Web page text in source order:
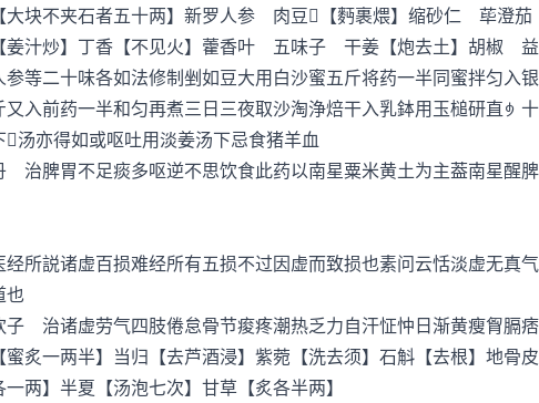
块不夹石者五十两】新罗人参 肉豆【麪裹煨】缩砂仁 荜澄
汁炒】丁香【不见火】藿香叶 五味子 干姜【炮去土】胡椒
二十味各如法修制剉如豆大用白沙蜜五斤将药一半同蜜拌匀入
又入前药一半和匀再煮三日三夜取沙淘浄焙干入乳鉢用玉槌研直
汤亦得如或呕吐用淡姜汤下忌食猪羊血
脾胃不足痰多呕逆不思饮食此药以南星粟米黄土为主葢南星醒
説诸虚百损难经所有五损不过因虚而致损也素问云恬淡虚无真
也
治诸虚劳气四肢倦怠骨节痠疼潮热乏力自汗怔忡日渐黄瘦胷膈
一两半】当归【去芦酒浸】紫菀【洗去须】石斛【去根】地骨
两】半夏【汤泡七次】甘草【炙各半两】